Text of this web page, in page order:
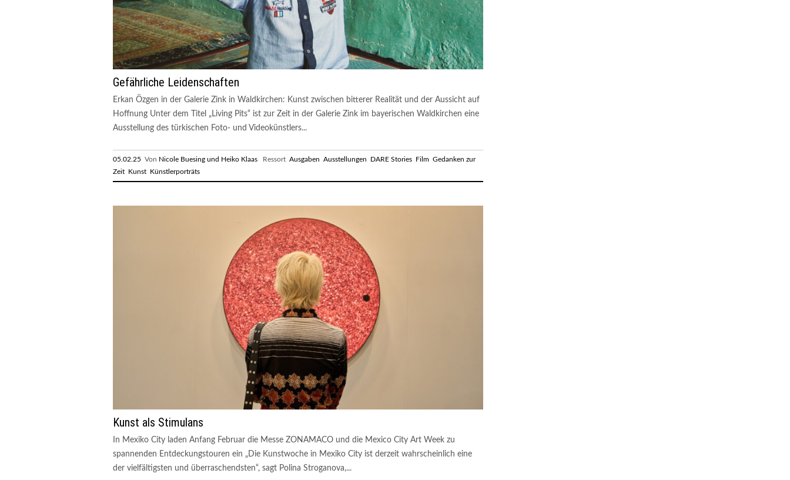
Gefährliche Leidenschaften
Erkan Özgen in der Galerie Zink in Waldkirchen: Kunst zwischen bitterer Realität und der Aussicht auf
Hoffnung Unter dem Titel „Living Pits“ ist zur Zeit in der Galerie Zink im bayerischen Waldkirchen eine
Ausstellung des türkischen Foto- und Videokünstlers...
05.02.25 Von Nicole Buesing und Heiko Klaas Ressort Ausgaben Ausstellungen DARE Stories Film Gedanken zur
Zeit Kunst Künstlerporträts
Kunst als Stimulans
In Mexiko City laden Anfang Februar die Messe ZONAMACO und die Mexico City Art Week zu
spannenden Entdeckungstouren ein „Die Kunstwoche in Mexiko City ist derzeit wahrscheinlich eine
der vielfältigsten und überraschendsten“, sagt Polina Stroganova,...